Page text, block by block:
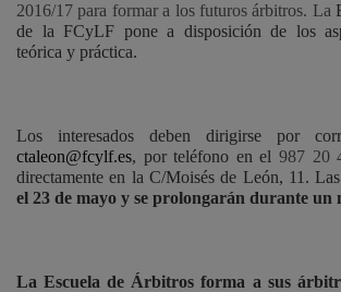
2016/17 para formar a los futuros árbitros. La
de la FCyLF pone a disposición de los
teórica y práctica.
Los interesados deben dirigirse por
ctaleon@fcylf.es, por teléfono en el 987 20
directamente en la C/Moisés de León, 11. Las
el 23 de mayo y se prolongarán durante un
La Escuela de Árbitros forma a sus